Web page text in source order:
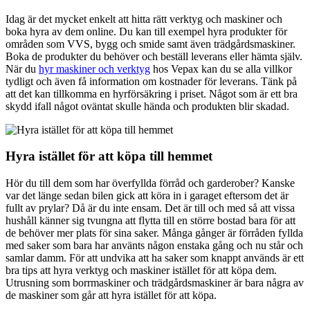
Idag är det mycket enkelt att hitta rätt verktyg och maskiner och
boka hyra av dem online. Du kan till exempel hyra produkter för
områden som VVS, bygg och smide samt även trädgårdsmaskiner.
Boka de produkter du behöver och beställ leverans eller hämta själv.
När du hyr maskiner och verktyg hos Vepax kan du se alla villkor
tydligt och även få information om kostnader för leverans. Tänk på
att det kan tillkomma en hyrförsäkring i priset. Något som är ett bra
skydd ifall något oväntat skulle hända och produkten blir skadad.
Hyra istället för att köpa till hemmet
Hör du till dem som har överfyllda förråd och garderober? Kanske
var det länge sedan bilen gick att köra in i garaget eftersom det är
fullt av prylar? Då är du inte ensam. Det är till och med så att vissa
hushåll känner sig tvungna att flytta till en större bostad bara för att
de behöver mer plats för sina saker. Många gånger är förråden fyllda
med saker som bara har använts någon enstaka gång och nu står och
samlar damm. För att undvika att ha saker som knappt används är ett
bra tips att hyra verktyg och maskiner istället för att köpa dem.
Utrusning som borrmaskiner och trädgårdsmaskiner är bara några av
de maskiner som går att hyra istället för att köpa.